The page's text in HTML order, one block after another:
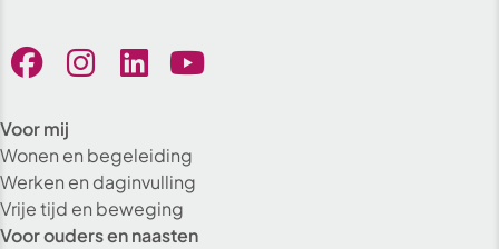
Voor mij
Wonen en begeleiding
Werken en daginvulling
Vrije tijd en beweging
Voor ouders en naasten